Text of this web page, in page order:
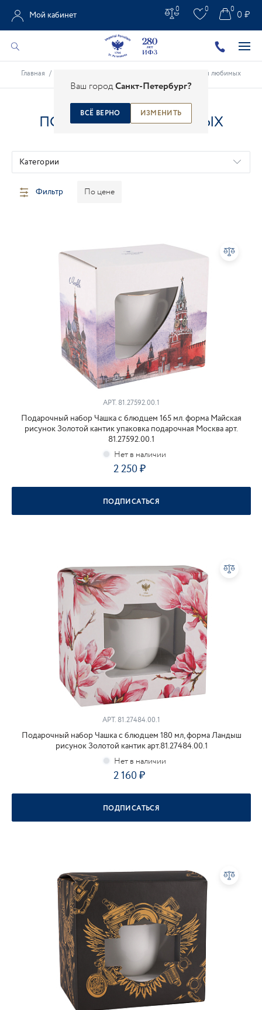
Ваш городСанкт-Петербург?
ВСЁ ВЕРНО ИЗМЕНИТЬ
Мой кабинет
0 0 0 ₽
0
Главная / Подарки для любимых
ПОДАРКИ ДЛЯ ЛЮБИМЫХ
Категории
Фильтр По цене
АРТ. 81.27592.00.1
Подарочный набор Чашка с блюдцем 165 мл. форма Майская
рисунок Золотой кантик упаковка подарочная Москва арт.
81.27592.00.1
2 250
ПОДПИСАТЬСЯ
АРТ. 81.27484.00.1
Подарочный набор Чашка с блюдцем 180 мл, форма Ландыш
рисунок Золотой кантик арт.81.27484.00.1
2 160
ПОДПИСАТЬСЯ